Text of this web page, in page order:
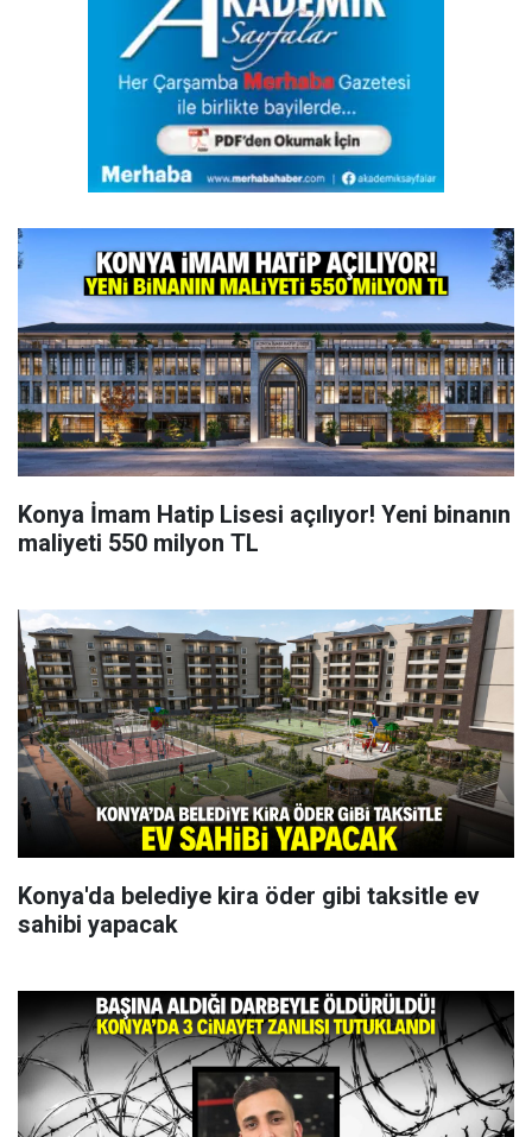
Konya İmam Hatip Lisesi açılıyor! Yeni binanın
maliyeti 550 milyon TL
Konya'da belediye kira öder gibi taksitle ev
sahibi yapacak